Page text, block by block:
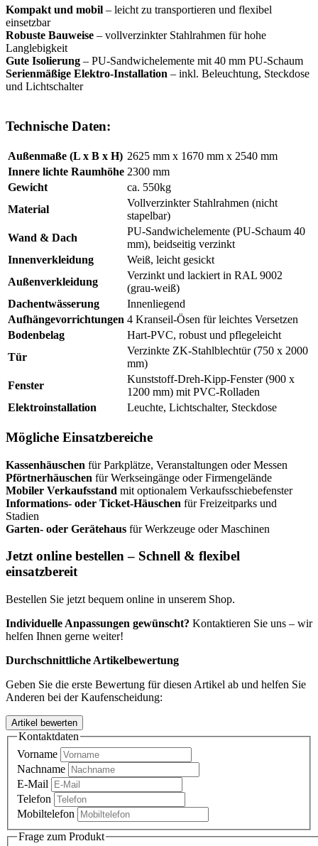
Kompakt und mobil – leicht zu transportieren und flexibel
einsetzbar
Robuste Bauweise – vollverzinkter Stahlrahmen für hohe
Langlebigkeit
Gute Isolierung – PU-Sandwichelemente mit 40 mm PU-Schaum
Serienmäßige Elektro-Installation – inkl. Beleuchtung, Steckdose
und Lichtschalter
Technische Daten:
Außenmaße (L x B x H) 2625 mm x 1670 mm x 2540 mm
Innere lichte Raumhöhe 2300 mm
Gewicht
ca. 550kg
Material
Vollverzinkter Stahlrahmen (nicht
stapelbar)
Wand & Dach
PU-Sandwichelemente (PU-Schaum 40
mm), beidseitig verzinkt
Innenverkleidung
Weiß, leicht gesickt
Außenverkleidung
Verzinkt und lackiert in RAL 9002
(grau-weiß)
Dachentwässerung
Innenliegend
Aufhängevorrichtungen 4 Kranseil-Ösen für leichtes Versetzen
Bodenbelag
Hart-PVC, robust und pflegeleicht
Tür
Verzinkte ZK-Stahlblechtür (750 x 2000
mm)
Fenster
Kunststoff-Dreh-Kipp-Fenster (900 x
1200 mm) mit PVC-Rolladen
Elektroinstallation
Leuchte, Lichtschalter, Steckdose
Mögliche Einsatzbereiche
Kassenhäuschen für Parkplätze, Veranstaltungen oder Messen
Pförtnerhäuschen für Werkseingänge oder Firmengelände
Mobiler Verkaufsstand mit optionalem Verkaufsschiebefenster
Informations- oder Ticket-Häuschen für Freizeitparks und
Stadien
Garten- oder Gerätehaus für Werkzeuge oder Maschinen
Jetzt online bestellen – Schnell & flexibel
einsatzbereit
Bestellen Sie jetzt bequem online in unserem Shop.
Individuelle Anpassungen gewünscht? Kontaktieren Sie uns – wir
helfen Ihnen gerne weiter!
Durchschnittliche Artikelbewertung
Geben Sie die erste Bewertung für diesen Artikel ab und helfen Sie
Anderen bei der Kaufenscheidung:
Kontaktdaten
Vorname
Nachname
E-Mail
Telefon
Mobiltelefon
Frage zum Produkt